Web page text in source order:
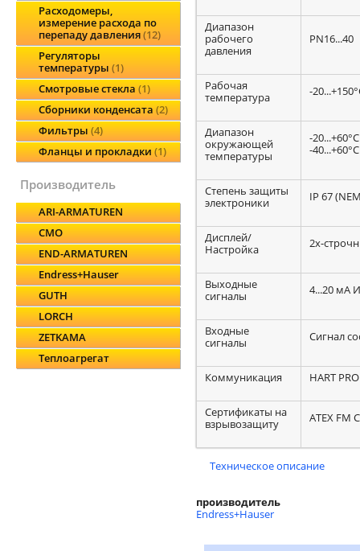
Расходомеры,
измерение расхода по
перепаду давления 12
Регуляторы
температуры 1
Смотровые стекла 1
Сборники конденсата 2
Фильтры 4
Фланцы и прокладки 1
производитель
ARI-ARMATUREN
CMO
END-ARMATUREN
Endress+Hauser
GUTH
LORCH
ZETKAMA
Теплоагрегат
Диапазон
рабочего
давления
PN16...40
Рабочая
температура
-
Диапазон
окружающей
температуры
-20...+60°C
-
Степень защиты
электроники
IP 67
Дисплей/
Настройка
2х-
Выходные
сигналы
4...20 мА
Входные
сигналы
Сигнал
Коммуникация HART
Сертификаты на
взрывозащиту
ATEX FM
Техническое описание
производитель
Endress+Hauser